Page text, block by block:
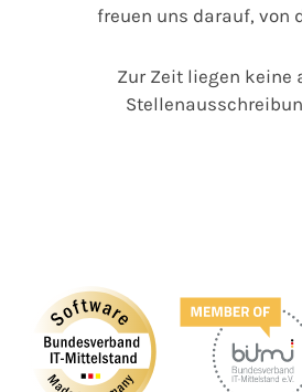
freuen uns darauf, von
Zur Zeit liegen keine